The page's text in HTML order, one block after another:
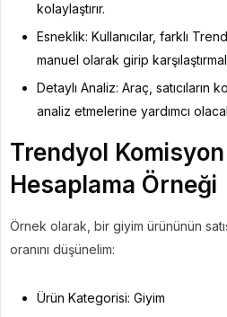
kolaylaştırır.
Esneklik: Kullanıcılar, farklı
manuel olarak girip
Detaylı Analiz: Araç, satıcıların
analiz etmelerine yardımcı
Trendyol
Hesaplama Örneği
Örnek olarak, bir giyim ürününün
oranını düşünelim:
Ürün Kategorisi: Giyim